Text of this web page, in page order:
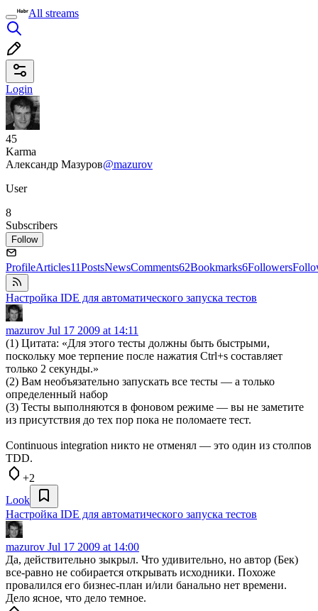
All streams
Login
45
Karma
Александр Мазуров@mazurov
User
8
Subscribers
Follow
ProfileArticles11PostsNewsComments62Bookmarks6Followers
Настройка IDE для автоматического запуска тестов
mazurov Jul 17 2009 at 14:11
(1) Цитата: «Для этого тесты должны быть быстрыми,
поскольку мое терпение после нажатия Ctrl+s составляет
только 2 секунды.»
(2) Вам необъязательно запускать все тесты — а только
определенный набор
(3) Тесты выполняются в фоновом режиме — вы не заметите
из присутствия до тех пор пока не поломаете тест.
Continuous integration никто не отменял — это один из столпов
TDD.
+2
Look
Настройка IDE для автоматического запуска тестов
mazurov Jul 17 2009 at 14:00
Да, действительно зыкрыл. Что удивительно, но автор (Бек)
все-равно не собирается открывать исходники. Похоже
провалился его бизнес-план и/или банально нет времени.
Дело ясное, что дело темное.